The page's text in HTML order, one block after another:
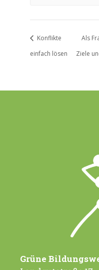
Konflikte
einfach lösen
Als
Ziele
Grüne